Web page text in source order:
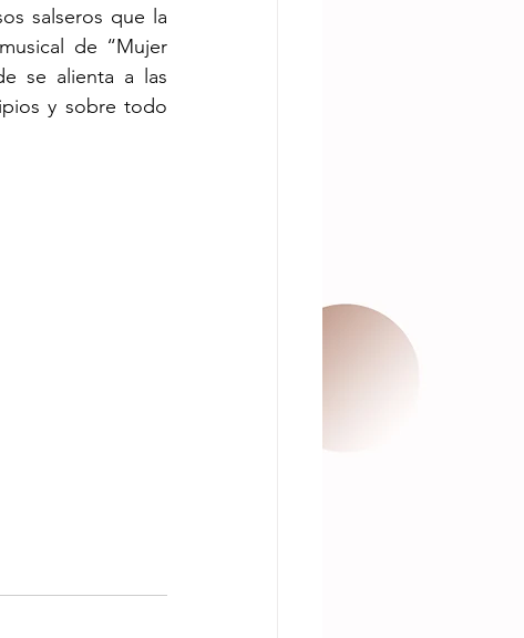
salseros que la
de “Mujer
se alienta a las
y sobre todo